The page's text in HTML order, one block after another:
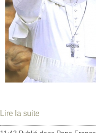
Lire la suite